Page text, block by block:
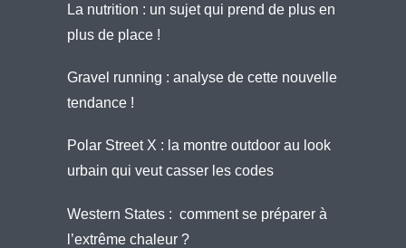
La nutrition : un sujet qui prend de plus en
plus de place !
Gravel running : analyse de cette nouvelle
tendance !
Polar Street X : la montre outdoor au look
urbain qui veut casser les codes
Western States : comment se préparer à
l’extrême chaleur ?